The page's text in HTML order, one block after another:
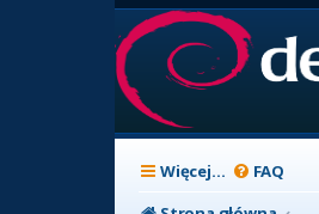
Więcej… FAQ